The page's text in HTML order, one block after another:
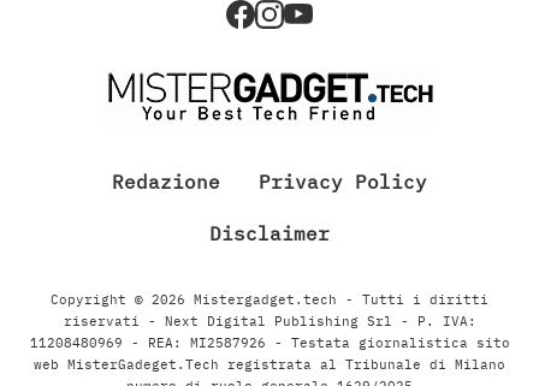
Redazione Privacy Policy
Disclaimer
Copyright © 2026 Mistergadget.tech - Tutti i diritti
riservati - Next Digital Publishing Srl - P. IVA:
11208480969 - REA: MI2587926 - Testata giornalistica sito
web MisterGadeget.Tech registrata al Tribunale di Milano